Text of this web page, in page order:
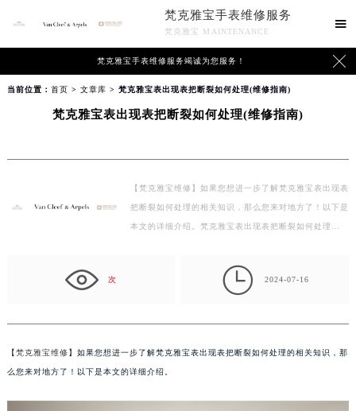
梵克雅宝手表维修服务
梵克雅宝 MAINTENANCE

梵克雅宝手表维修服务竭诚为您服务！ 
当前位置： 首页 > 文章库 > 梵克雅宝表出现表把断裂如何处理(维修指南)
梵克雅宝表出现表把断裂如何处理(维修指南)
【梵克雅宝维修】如果您想进一步了解梵克雅宝表出现表
把断裂如何处理的相关知识，那么您来对地方了！以下是
本文的详细介绍。梵克雅宝表出现表把断裂如何处理…
次  2024-07-16
【梵克雅宝维修】如果您想进一步了解梵克雅宝表出现表把断裂如何处理的相关知识，那
么您来对地方了！以下是本文的详细介绍。